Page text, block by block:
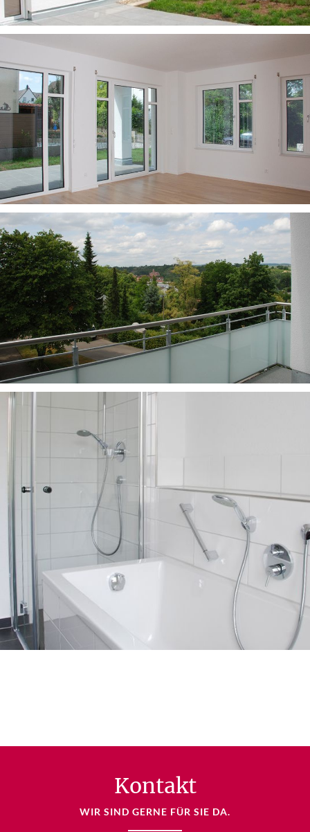
Kontakt
WIR SIND GERNE FÜR SIE DA.